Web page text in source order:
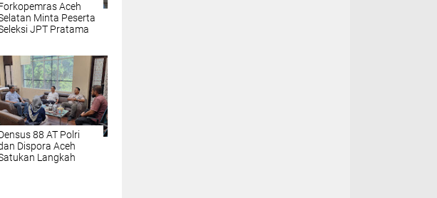
Aceh
Minta Peserta
JPT Pratama
88 AT Polri
Dispora Aceh
Langkah